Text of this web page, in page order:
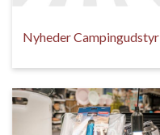
Nyheder Campingudstyr